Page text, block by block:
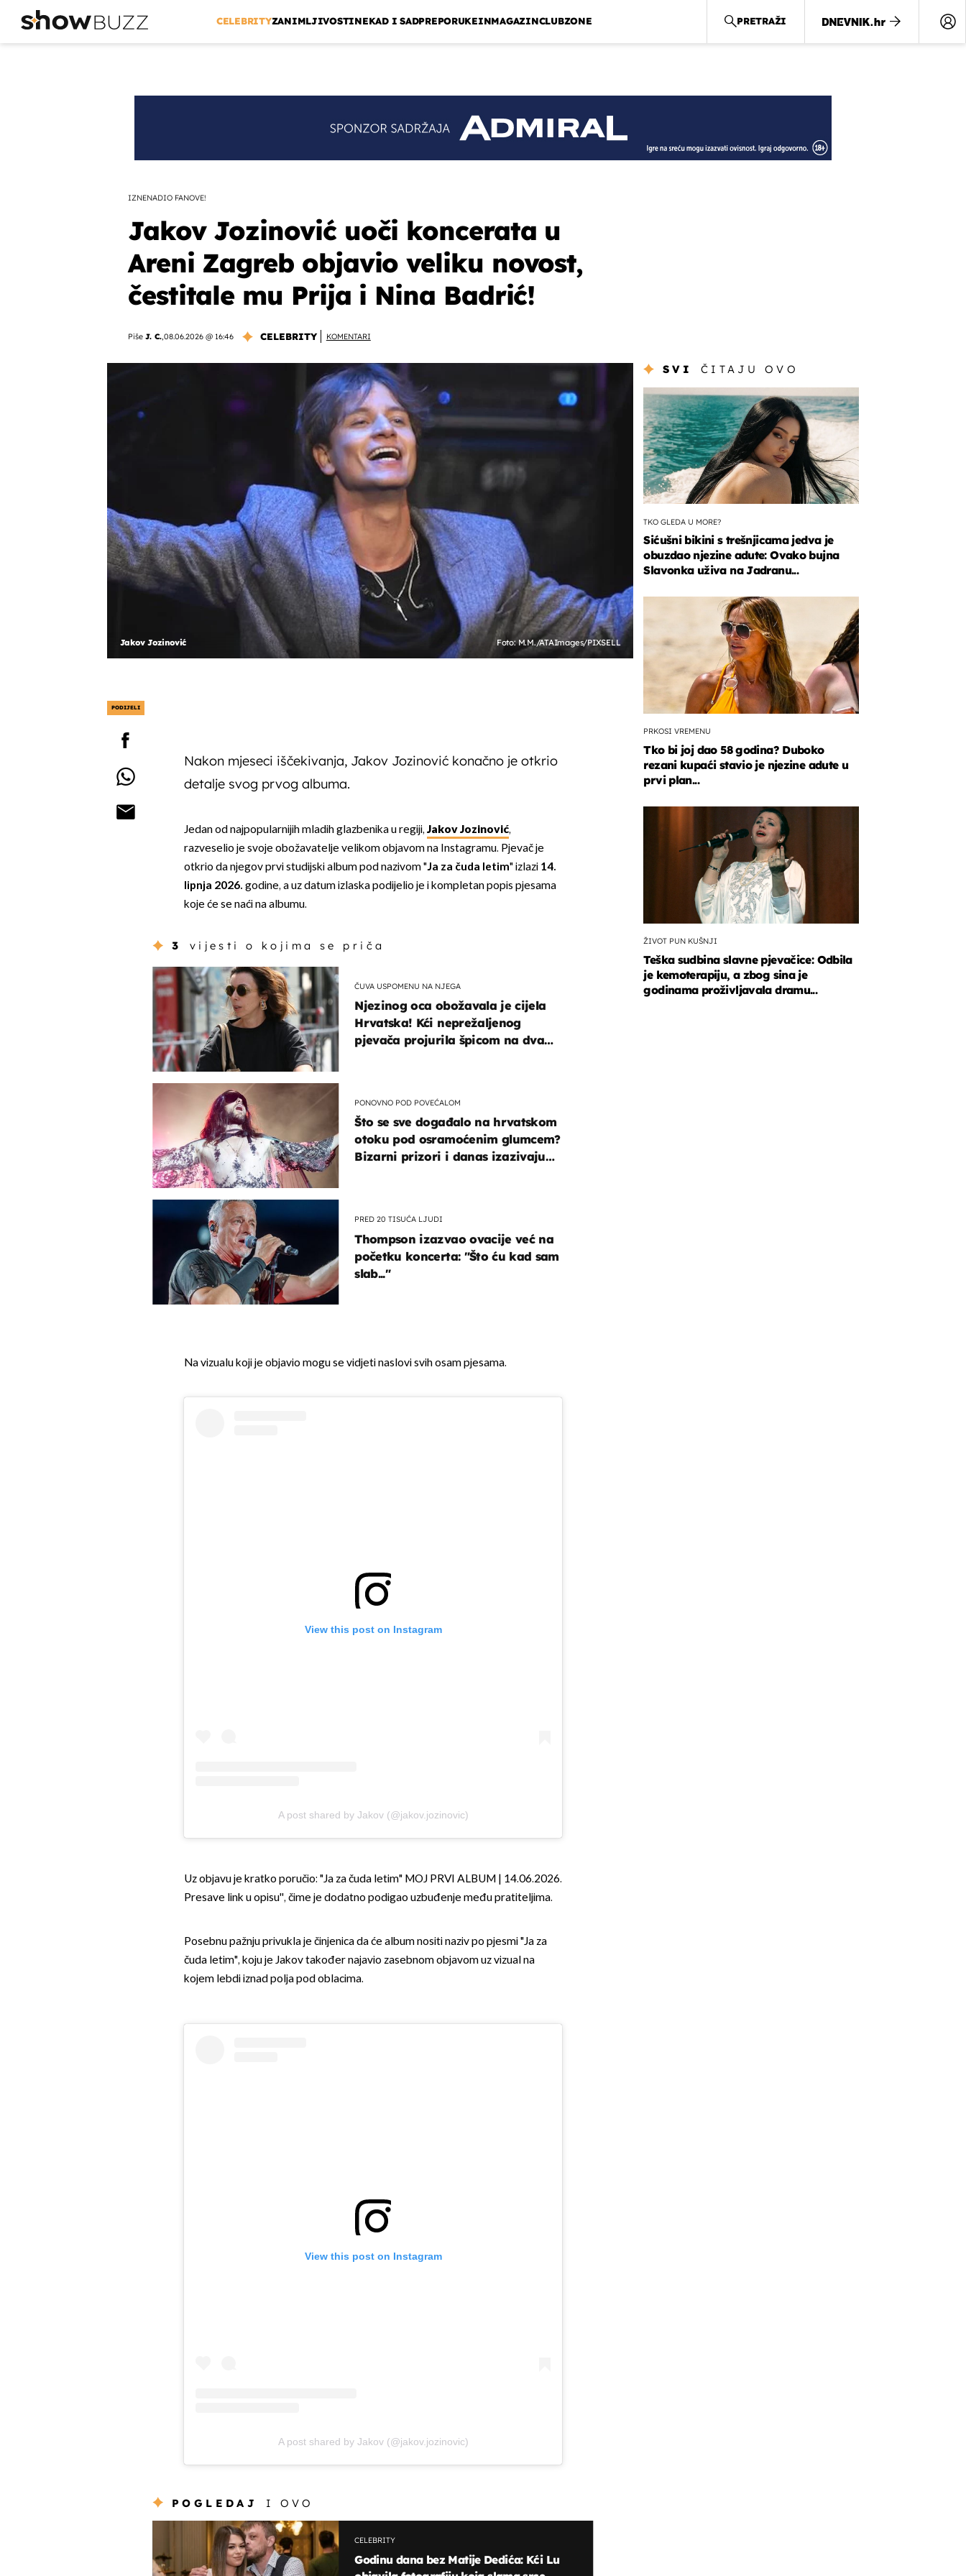
CELEBRITYZANIMLJIVOSTINEKAD I SADPREPORUKEINMAGAZINCLUBZONE PRETRAŽI
IZNENADIO FANOVE!
Jakov Jozinović uoči koncerata u
Areni Zagreb objavio veliku novost,
čestitale mu Prija i Nina Badrić!
Piše J. C.,08.06.2026 @ 16:46 CELEBRITY KOMENTARI
Jakov Jozinović Foto: M.M./ATAImages/PIXSELL
PODIJELI
Nakon mjeseci iščekivanja, Jakov Jozinović konačno je otkrio
detalje svog prvog albuma.
Jedan od najpopularnijih mladih glazbenika u regiji, Jakov Jozinović,
razveselio je svoje obožavatelje velikom objavom na Instagramu. Pjevač je
otkrio da njegov prvi studijski album pod nazivom "Ja za čuda letim" izlazi 14.
lipnja 2026. godine, a uz datum izlaska podijelio je i kompletan popis pjesama
koje će se naći na albumu.
3 vijesti o kojima se priča
ČUVA USPOMENU NA NJEGA
Njezinog oca obožavala je cijela
Hrvatska! Kći neprežaljenog
pjevača projurila špicom na dva
PONOVNO POD POVEĆALOM
Što se sve događalo na hrvatskom
otoku pod osramoćenim glumcem?
Bizarni prizori i danas izazivaju
PRED 20 TISUĆA LJUDI
Thompson izazvao ovacije već na
početku koncerta: "Što ću kad sam
slab..."
Na vizualu koji je objavio mogu se vidjeti naslovi svih osam pjesama.
View this post on Instagram
A post shared by Jakov (@jakov.jozinovic)
Uz objavu je kratko poručio: "Ja za čuda letim" MOJ PRVI ALBUM | 14.06.2026.
Presave link u opisu'', čime je dodatno podigao uzbuđenje među pratiteljima.
Posebnu pažnju privukla je činjenica da će album nositi naziv po pjesmi "Ja za
čuda letim", koju je Jakov također najavio zasebnom objavom uz vizual na
kojem lebdi iznad polja pod oblacima.
View this post on Instagram
A post shared by Jakov (@jakov.jozinovic)
POGLEDAJ I OVO
CELEBRITY
Godinu dana bez Matije Dedića: Kći Lu
SVI ČITAJU OVO
TKO GLEDA U MORE?
Sićušni bikini s trešnjicama jedva je
obuzdao njezine adute: Ovako bujna
Slavonka uživa na Jadranu...
PRKOSI VREMENU
Tko bi joj dao 58 godina? Duboko
rezani kupaći stavio je njezine adute u
prvi plan...
ŽIVOT PUN KUŠNJI
Teška sudbina slavne pjevačice: Odbila
je kemoterapiju, a zbog sina je
godinama proživljavala dramu...